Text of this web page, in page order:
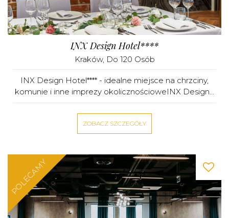
INX Design Hotel****
Kraków, Do 120 Osób
INX Design Hotel**** - idealne miejsce na chrzciny,
komunie i inne imprezy okolicznościoweINX Design...
ZOBACZ SZCZEGÓŁY
POLECAMY